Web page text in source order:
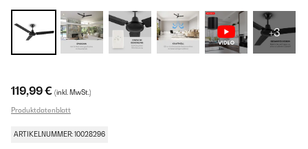
+3
119,99 € (inkl. MwSt.)
Produktdatenblatt
ARTIKELNUMMER: 10028296